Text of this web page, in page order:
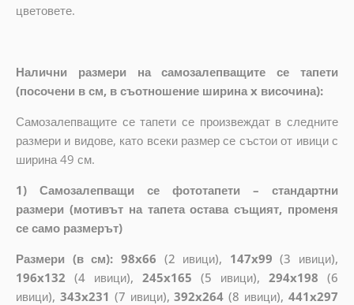
цветовете.
Налични размери на самозалепващите се тапети
(посочени в см, в съотношение ширина x височина):
Самозалепващите се тапети се произвеждат в следните
размери и видове, като всеки размер се състои от ивици с
ширина 49 см.
1) Самозалепващи се фототапети – стандартни
размери (мотивът на тапета остава същият, променя
се само размерът)
Размери (в см): 98x66 (2 ивици), 147x99 (3 ивици),
196x132 (4 ивици), 245x165 (5 ивици),294x198 (6
ивици), 343x231 (7 ивици),392x264 (8 ивици),441x297